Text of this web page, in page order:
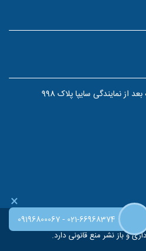
از نمایندگی سایپا پلاک 998
این سایت متعلق به فروشگاه اینترنتی
و باز نشر منع قانونی دارد.
×
09196800067- 021-66968374